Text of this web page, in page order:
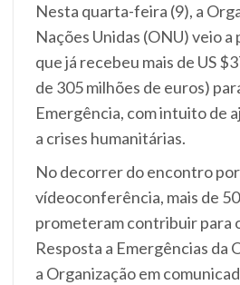
Nesta quarta-feira (9), a
Nações Unidas (ONU) veio
que já recebeu mais de US
de 305 milhões de euros)
Emergência, com intuito de
a crises humanitárias.
No decorrer do encontro por
vídeoconferência, mais de
prometeram contribuir para
Resposta a Emergências da
a Organização em